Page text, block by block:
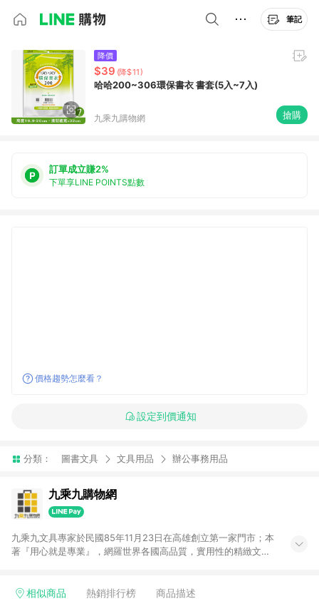
筆記
降價
$39 (降$11)
哈哈200~306環保書衣 書套(5入~7入)
九乘九購物網 搶購
訂單成立賺2%
下單享LINE POINTS點數
價格趨勢怎麼看？
設定到價通知
分類： 圖書文具 文具用品 辦公事務用品
九乘九購物網
九乘九文具專家於民國85年11月23日在高雄創立第一家門市；本
著『用心就是專業』，網羅世界各國高品質，實用性的精緻文具
非店舖通路及整合虛實行銷為目標，並以完整的物流倉儲系統，
相似商品 熱銷排行榜 商品描述